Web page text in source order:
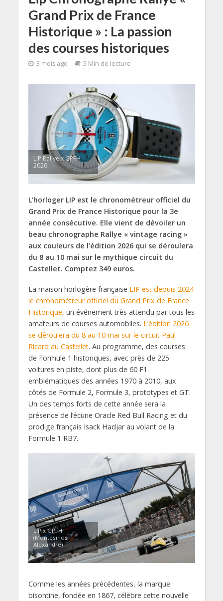
Grand Prix de France
Historique » : La passion
des courses historiques
3 mois ago 5 Min de lecture
LIP Rallye x GPFH
2026
L’horloger LIP est le chronométreur officiel du
Grand Prix de France Historique pour la 3e
année consécutive. Elle vient de dévoiler un
beau chronographe Rallye « vintage racing »
aux couleurs de l’édition 2026 qui se déroulera
du 8 au 10 mai sur le mythique circuit du
Castellet. Comptez 349 euros.
La maison horlogère française LIP est depuis 2024
le chronométreur officiel du Grand Prix de France
Historique, un événement très attendu par tous les
amateurs de courses automobiles. L’édition 2026
se déroulera du 8 au 10 mai sur le circuit Paul
Ricard au Castellet. Au programme, des courses
de Formule 1 historiques, avec près de 225
voitures en piste, dont plus de 60 F1
emblématiques des années 1970 à 2010, aux
côtés de Formule 2, Formule 3, prototypes et GT.
Un des temps forts de cette année sera la
présence de l’écurie Oracle Red Bull Racing et du
prodige français Isack Hadjar au volant de la
Formule 1 RB7.
LIP x GPFH
(Montesinos
Alexandre)
Comme les années précédentes, la marque
bisontine, fondée en 1867, célèbre cette nouvelle